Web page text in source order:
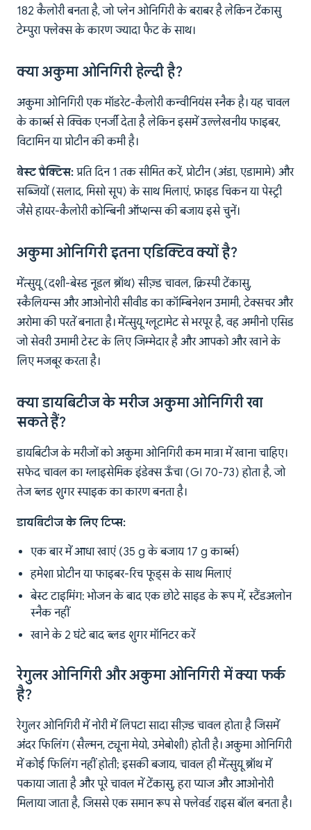
182 कैलोरी बनता है, जो प्लेन ओनिगिरी के बराबर है लेकिन टेंकासु
टेम्पुरा फ्लेक्स के कारण ज्यादा फैट के साथ।
क्या अकुमा ओनिगिरी हेल्दी है?
अकुमा ओनिगिरी एक मॉडरेट-कैलोरी कन्वीनियंस स्नैक है। यह चावल
के कार्ब्स से क्विक एनर्जी देता है लेकिन इसमें उल्लेखनीय फाइबर,
विटामिन या प्रोटीन की कमी है।
बेस्ट प्रैक्टिस: प्रति दिन 1 तक सीमित करें, प्रोटीन (अंडा, एडामामे) और
सब्जियों (सलाद, मिसो सूप) के साथ मिलाएं, फ्राइड चिकन या पेस्ट्री
जैसे हायर-कैलोरी कोन्बिनी ऑप्शन्स की बजाय इसे चुनें।
अकुमा ओनिगिरी इतना एडिक्टिव क्यों है?
मेंत्सुयू (दशी-बेस्ड नूडल ब्रॉथ) सीज़्ड चावल, क्रिस्पी टेंकासु,
स्कैलियन्स और आओनोरी सीवीड का कॉम्बिनेशन उमामी, टेक्सचर और
अरोमा की परतें बनाता है। मेंत्सुयू ग्लूटामेट से भरपूर है, वह अमीनो एसिड
जो सेवरी उमामी टेस्ट के लिए जिम्मेदार है और आपको और खाने के
लिए मजबूर करता है।
क्या डायबिटीज के मरीज अकुमा ओनिगिरी खा
सकते हैं?
डायबिटीज के मरीजों को अकुमा ओनिगिरी कम मात्रा में खाना चाहिए।
सफेद चावल का ग्लाइसेमिक इंडेक्स ऊँचा (GI 70-73) होता है, जो
तेज ब्लड शुगर स्पाइक का कारण बनता है।
डायबिटीज के लिए टिप्स:
एक बार में आधा खाएं (35 g के बजाय 17 g कार्ब्स)
हमेशा प्रोटीन या फाइबर-रिच फूड्स के साथ मिलाएं
बेस्ट टाइमिंग: भोजन के बाद एक छोटे साइड के रूप में, स्टैंडअलोन
स्नैक नहीं
खाने के 2 घंटे बाद ब्लड शुगर मॉनिटर करें
रेगुलर ओनिगिरी और अकुमा ओनिगिरी में क्या फर्क
है?
रेगुलर ओनिगिरी में नोरी में लिपटा सादा सीज़्ड चावल होता है जिसमें
अंदर फिलिंग (सैल्मन, ट्यूना मेयो, उमेबोशी) होती है। अकुमा ओनिगिरी
में कोई फिलिंग नहीं होती; इसकी बजाय, चावल ही मेंत्सुयू ब्रॉथ में
पकाया जाता है और पूरे चावल में टेंकासु, हरा प्याज और आओनोरी
मिलाया जाता है, जिससे एक समान रूप से फ्लेवर्ड राइस बॉल बनता है।